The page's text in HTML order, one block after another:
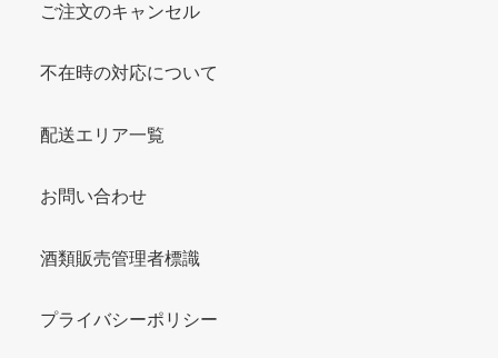
ご注文のキャンセル
不在時の対応について
配送エリア一覧
お問い合わせ
酒類販売管理者標識
プライバシーポリシー